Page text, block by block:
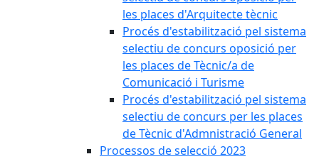
les places d'Arquitecte tècnic
Procés d'estabilització pel sistema
selectiu de concurs oposició per
les places de Tècnic/a de
Comunicació i Turisme
Procés d'estabilització pel sistema
selectiu de concurs per les places
de Tècnic d'Admnistració General
Processos de selecció 2023